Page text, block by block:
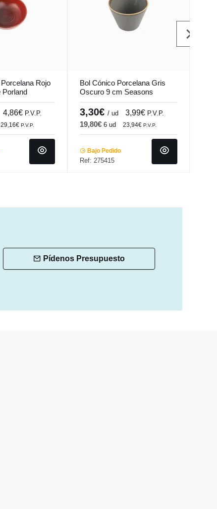
Rojo
Porland
4,86€ P.V.P.
29,16€P.V.P.
Bol Cónico Porcelana Gris
Oscuro 9 cm Seasons
Porland
3,30€/ ud 3,99€ P.V.P.
19,80€6 ud 23,94€P.V.P.
Bajo Pedido
Ref: 275415
Pídenos Presupuesto